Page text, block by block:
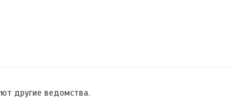
другие ведомства.